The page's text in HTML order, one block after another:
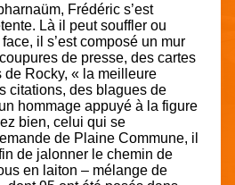
Frédéric s’est
Là il peut souffler ou
il s’est composé un mur
de presse, des cartes
de Rocky, « la meilleure
citations, des blagues de
hommage appuyé à la figure
bien, celui qui se
de Plaine Commune, il
de jalonner le chemin de
en laiton – mélange de